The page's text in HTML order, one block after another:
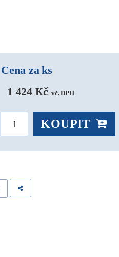
Cena za ks
1 424 Kč vč. DPH
KOUPIT